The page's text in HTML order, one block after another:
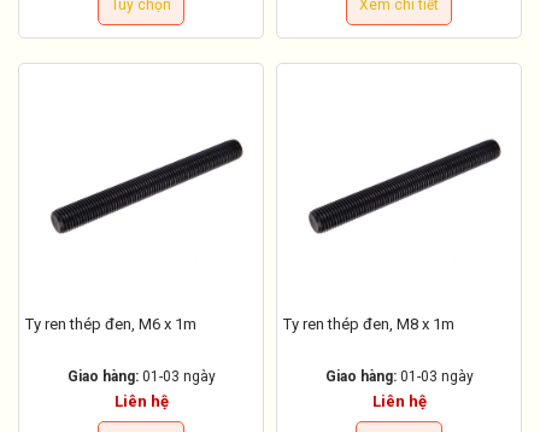
Tùy chọn Xem chi tiết
Ty ren thép đen, M6 x 1m
Giao hàng: 01-03 ngày
Liên hệ
Ty ren thép đen, M8 x 1m
Giao hàng: 01-03 ngày
Liên hệ